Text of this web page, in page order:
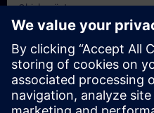
Ohjelmoijat
Käyttöönottoinsinöörit
Dates And Registration
Currently, no events available